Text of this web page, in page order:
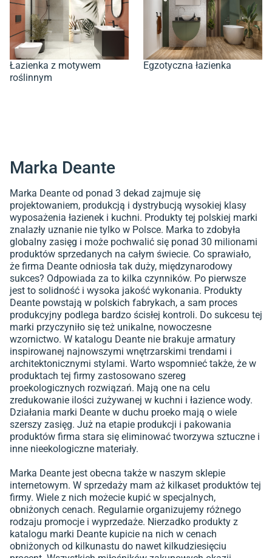
Łazienka z motywem
roślinnym
Egzotyczna łazienka
Marka Deante
Marka Deante od ponad 3 dekad zajmuje się
projektowaniem, produkcją i dystrybucją wysokiej klasy
wyposażenia łazienek i kuchni. Produkty tej polskiej marki
znalazły uznanie nie tylko w Polsce. Marka to zdobyła
globalny zasięg i może pochwalić się ponad 30 milionami
produktów sprzedanych na całym świecie. Co sprawiało,
że firma Deante odniosła tak duży, międzynarodowy
sukces? Odpowiada za to kilka czynników. Po pierwsze
jest to solidność i wysoka jakość wykonania. Produkty
Deante powstają w polskich fabrykach, a sam proces
produkcyjny podlega bardzo ścisłej kontroli. Do sukcesu tej
marki przyczyniło się też unikalne, nowoczesne
wzornictwo. W katalogu Deante nie brakuje armatury
inspirowanej najnowszymi wnętrzarskimi trendami i
architektonicznymi stylami. Warto wspomnieć także, że w
produktach tej firmy zastosowano szereg
proekologicznych rozwiązań. Mają one na celu
zredukowanie ilości zużywanej w kuchni i łazience wody.
Działania marki Deante w duchu proeko mają o wiele
szerszy zasięg. Już na etapie produkcji i pakowania
produktów firma stara się eliminować tworzywa sztuczne i
inne nieekologiczne materiały.
Marka Deante jest obecna także w naszym sklepie
internetowym. W sprzedaży mam aż kilkaset produktów tej
firmy. Wiele z nich możecie kupić w specjalnych,
obniżonych cenach. Regularnie organizujemy różnego
rodzaju promocje i wyprzedaże. Nierzadko produkty z
katalogu marki Deante kupicie na nich w cenach
obniżonych od kilkunastu do nawet kilkudziesięciu